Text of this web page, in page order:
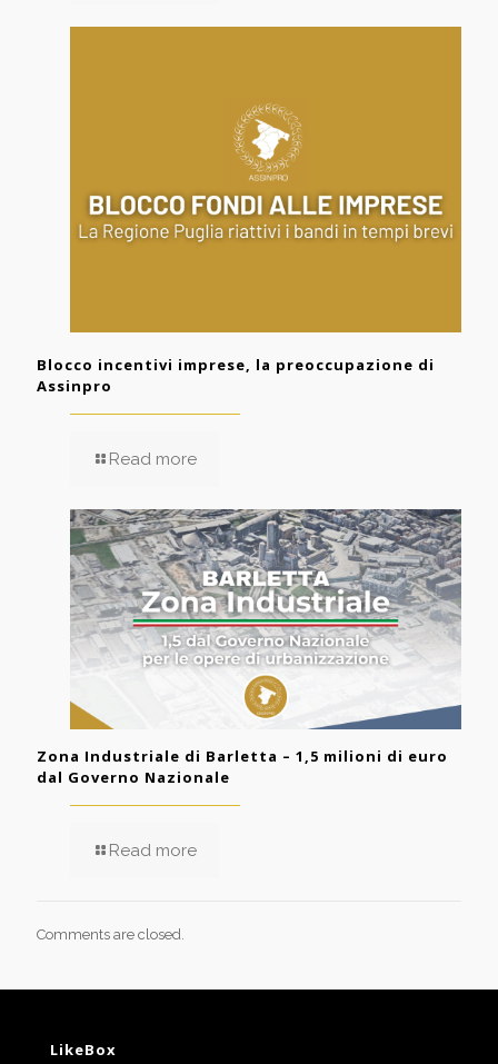
Blocco incentivi imprese, la preoccupazione di
Assinpro
Read more
Zona Industriale di Barletta – 1,5 milioni di euro
dal Governo Nazionale
Read more
Comments are closed.
LikeBox